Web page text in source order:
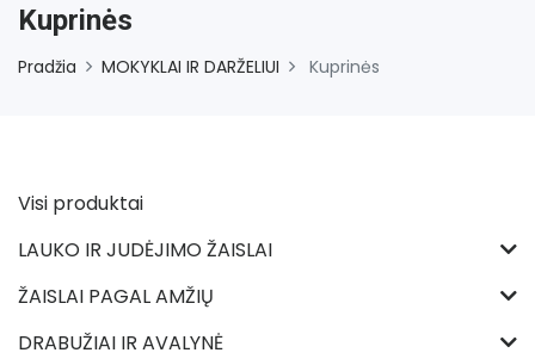
Kuprinės
Pradžia MOKYKLAI IR DARŽELIUI Kuprinės
Visi produktai
LAUKO IR JUDĖJIMO ŽAISLAI
ŽAISLAI PAGAL AMŽIŲ
DRABUŽIAI IR AVALYNĖ